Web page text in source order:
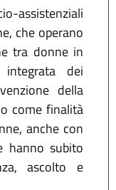
assistenziali
che operano
tra donne in
dei
della
come finalità
anche con
hanno subito
ascolto e